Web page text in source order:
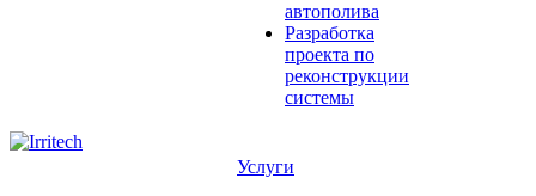
автополива
Разработка
проекта по
реконструкции
системы
Услуги